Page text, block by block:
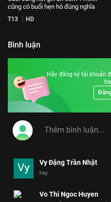
cũng có buổi hẹn hò đúng nghĩa
T13 HD
Bình luận
Hãy đăng ký tài khoản
Vy Đặng Trần Nhật
hay
Vo Thi Ngoc Huyen